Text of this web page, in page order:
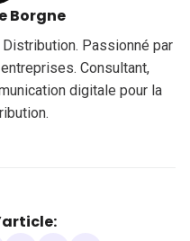
Borgne
Passionné par
Consultant,
digitale pour la